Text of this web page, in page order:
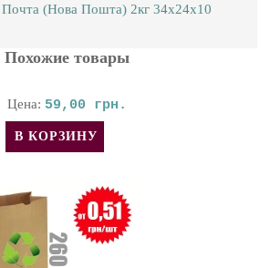
(Нова Пошта) 2кг 34х24х10
Похожие товары
Цена: 59,00 грн.